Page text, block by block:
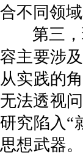
合不同领
第三
容主要涉
从实践的
无法透视
研究陷入“
思想武器